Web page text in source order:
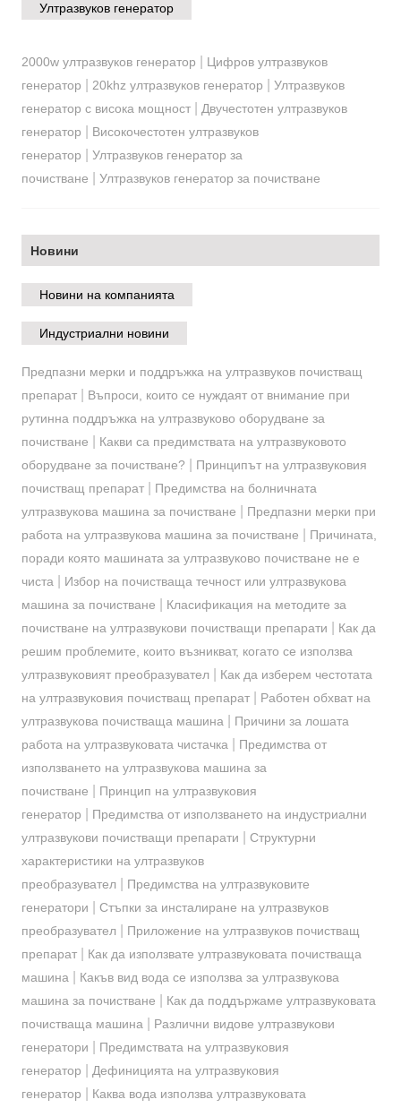
Ултразвуков генератор
2000w ултразвуков генератор
Цифров ултразвуков
генератор
20khz ултразвуков генератор
Ултразвуков
генератор с висока мощност| Двучестотен ултразвуков
генератор
Високочестотен ултразвуков
генератор
Ултразвуков генератор за
почистване
Ултразвуков генератор за почистване
Новини
Новини на компанията
Индустриални новини
Предпазни мерки и поддръжка на ултразвуков почистващ
препарат| Въпроси, които се нуждаят от внимание при
рутинна поддръжка на ултразвуково оборудване за
почистване
Какви са предимствата на ултразвуковото
оборудване за почистване?
Принципът на ултразвуковия
почистващ препарат| Предимства на болничната
ултразвукова машина за почистване
Предпазни мерки при
работа на ултразвукова машина за почистване
Причината,
поради която машината за ултразвуково почистване не е
чиста
Избор на почистваща течност или ултразвукова
машина за почистване
Класификация на методите за
почистване на ултразвукови почистващи препарати
Как да
решим проблемите, които възникват, когато се използва
ултразвуковият преобразувател
Как да изберем честотата
на ултразвуковия почистващ препарат| Работен обхват на
ултразвукова почистваща машина
Причини за лошата
работа на ултразвуковата чистачка
Предимства от
използването на ултразвукова машина за
почистване
Принцип на ултразвуковия
генератор
Предимства от използването на индустриални
ултразвукови почистващи препарати
Структурни
характеристики на ултразвуков
преобразувател
Предимства на ултразвуковите
генератори
Стъпки за инсталиране на ултразвуков
преобразувател
Приложение на ултразвуков почистващ
препарат| Как да използвате ултразвуковата почистваща
машина
Какъв вид вода се използва за ултразвукова
машина за почистване
Как да поддържаме ултразвуковата
почистваща машина
Различни видове ултразвукови
генератори
Предимствата на ултразвуковия
генератор
Дефиницията на ултразвуковия
генератор
Каква вода използва ултразвуковата